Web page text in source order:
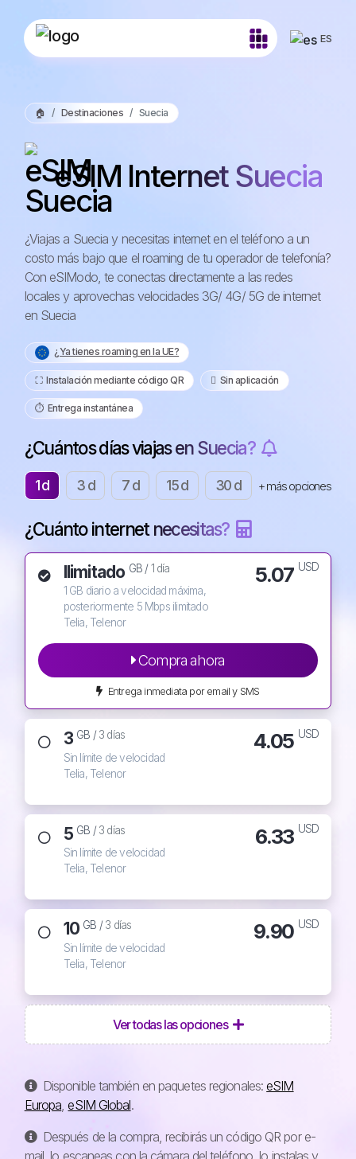
ES
🏠 Destinaciones Suecia
eSIM Internet Suecia
¿Viajas a Suecia y necesitas internet en el teléfono a un
costo más bajo que el roaming de tu operador de telefonía?
Con eSIModo, te conectas directamente a las redes
locales y aprovechas velocidades 3G/ 4G/ 5G de internet
en Suecia
¿Ya tienes roaming en la UE?
⛶️️ Instalación mediante código QR ️ Sin aplicación
⏱️️ Entrega instantánea
¿Cuántos días viajas en Suecia?
1 d 3 d 7 d 15 d 30 d + más opciones
¿Cuánto internet necesitas?
Ilimitado GB /1 día
1 GB diario a velocidad máxima,
posteriormente 5 Mbps ilimitado
Telia, Telenor
5.07 USD
Compra ahora
Entrega inmediata por email y SMS
3 GB /3 días
Sin límite de velocidad
Telia, Telenor
4.05 USD
5 GB /3 días
Sin límite de velocidad
Telia, Telenor
6.33 USD
10 GB /3 días
Sin límite de velocidad
Telia, Telenor
9.90 USD
Ver todas las opciones
Disponible también en paquetes regionales:eSIM
Europa ,eSIM Global.
Después de la compra, recibirás un código QR por e-
mail, lo escaneas con la cámara del teléfono, lo instalas y